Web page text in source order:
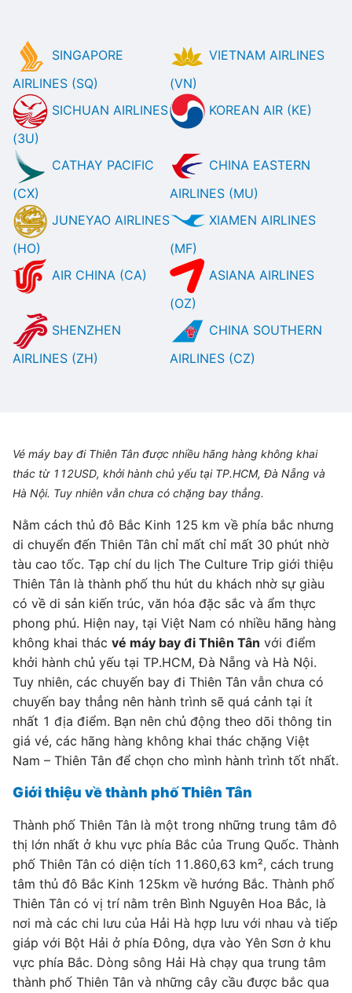
SINGAPORE
AIRLINES (SQ)
VIETNAM AIRLINES
(VN)
SICHUAN AIRLINES
(3U)
KOREAN AIR (KE)
CATHAY PACIFIC
(CX)
CHINA EASTERN
AIRLINES (MU)
JUNEYAO AIRLINES
(HO)
XIAMEN AIRLINES
(MF)
AIR CHINA (CA)
ASIANA AIRLINES
(OZ)
SHENZHEN
AIRLINES (ZH)
CHINA SOUTHERN
AIRLINES (CZ)
Vé máy bay đi Thiên Tân được nhiều hãng hàng không khai
thác từ 112USD, khởi hành chủ yếu tại TP.HCM, Đà Nẵng và
Hà Nội. Tuy nhiên vẫn chưa có chặng bay thẳng.
Nằm cách thủ đô Bắc Kinh 125 km về phía bắc nhưng
di chuyển đến Thiên Tân chỉ mất chỉ mất 30 phút nhờ
tàu cao tốc. Tạp chí du lịch The Culture Trip giới thiệu
Thiên Tân là thành phố thu hút du khách nhờ sự giàu
có về di sản kiến trúc, văn hóa đặc sắc và ẩm thực
phong phú. Hiện nay, tại Việt Nam có nhiều hãng hàng
không khai thác vé máy bay đi Thiên Tân với điểm
khởi hành chủ yếu tại TP.HCM, Đà Nẵng và Hà Nội.
Tuy nhiên, các chuyến bay đi Thiên Tân vẫn chưa có
chuyến bay thẳng nên hành trình sẽ quá cảnh tại ít
nhất 1 địa điểm. Bạn nên chủ động theo dõi thông tin
giá vé, các hãng hàng không khai thác chặng Việt
Nam – Thiên Tân để chọn cho mình hành trình tốt nhất.
Giới thiệu về thành phố Thiên Tân
Thành phố Thiên Tân là một trong những trung tâm đô
thị lớn nhất ở khu vực phía Bắc của Trung Quốc. Thành
phố Thiên Tân có diện tích 11.860,63 km², cách trung
tâm thủ đô Bắc Kinh 125km về hướng Bắc. Thành phố
Thiên Tân có vị trí nằm trên Bình Nguyên Hoa Bắc, là
nơi mà các chi lưu của Hải Hà hợp lưu với nhau và tiếp
giáp với Bột Hải ở phía Đông, dựa vào Yên Sơn ở khu
vực phía Bắc. Dòng sông Hải Hà chạy qua trung tâm
thành phố Thiên Tân và những cây cầu được bắc qua